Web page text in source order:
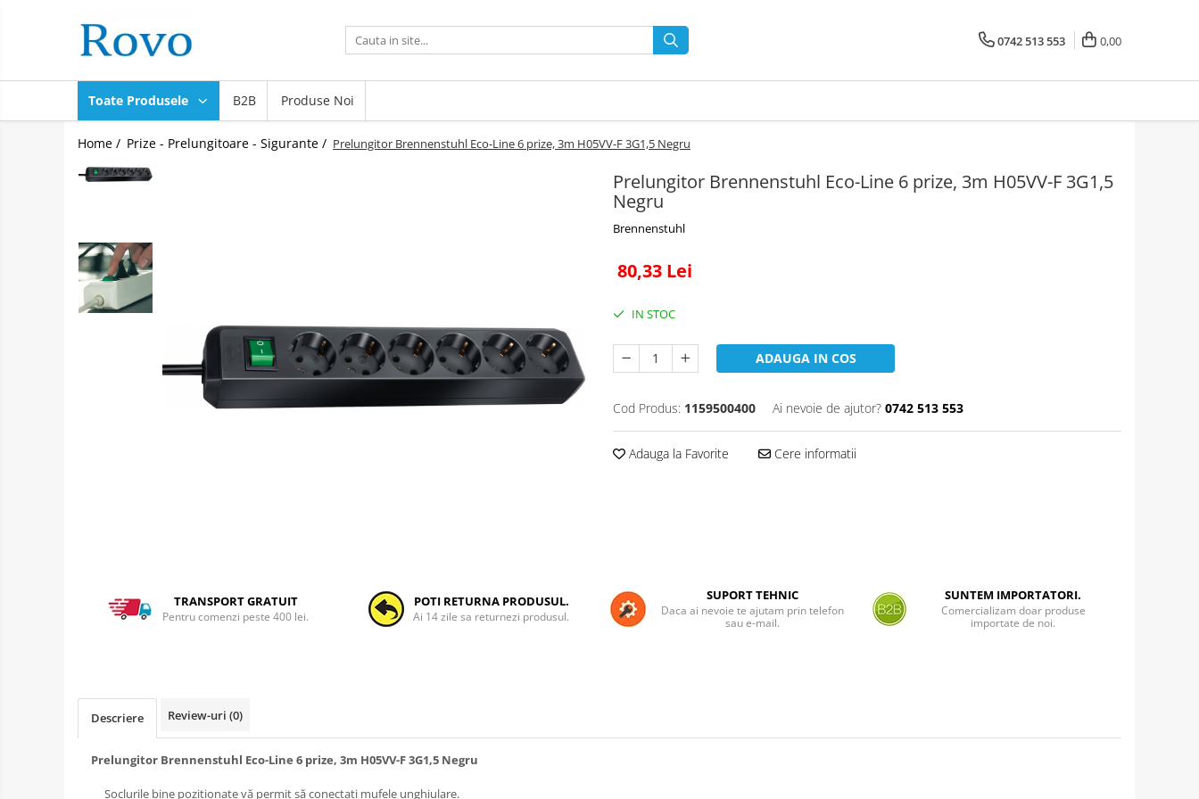
Toate Produsele
Corpuri de Iluminat
Intrerupatoare - Relee - Senzori
Prize - Prelungitoare - Sigurante
Electrocasnice
Statie de incarcare masini
Jucarii Copii
0742 513 553 0,00
Toate Produsele B2B Produse Noi
Home / Prize - Prelungitoare - Sigurante / Prelungitor Brennenstuhl Eco-Line 6 prize, 3m H05VV-F 3G1,5 Negru
Prelungitor Brennenstuhl Eco-Line 6 prize, 3m H05VV-F 3G1,5
Negru
Brennenstuhl
80,33 Lei
IN STOC
ADAUGA IN COS
Cod Produs: 1159500400 Ai nevoie de ajutor? 0742 513 553
Adauga la Favorite Cere informatii
TRANSPORT GRATUIT
Pentru comenzi peste 400 lei.
POTI RETURNA PRODUSUL.
Ai 14 zile sa returnezi produsul.
SUPORT TEHNIC
Daca ai nevoie te ajutam prin telefon
sau e-mail.
SUNTEM IMPORTATORI.
Comercializam doar produse
importate de noi.
Descriere Review-uri (0)
Prelungitor Brennenstuhl Eco-Line 6 prize, 3m H05VV-F 3G1,5 Negru
Soclurile bine poziționate vă permit să conectați mufele unghiulare.